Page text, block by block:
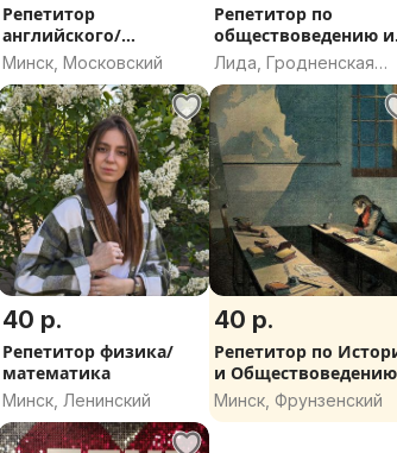
Репетитор
английского/
испанского языков
Минск, Московский
Репетитор по
обществоведению и
истории для ЦЭ и Ц
Лида, Гродненская
область
40 р.
Репетитор физика/
математика
Минск, Ленинский
40 р.
Репетитор по
и Обществоведению
Минск, Фрунзенский